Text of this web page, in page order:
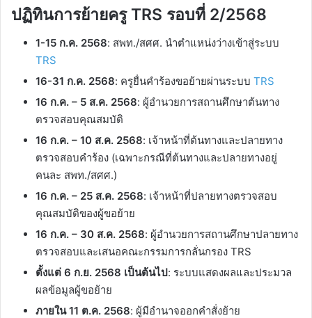
ปฏิทินการย้ายครู TRS รอบที่ 2/2568
1-15 ก.ค. 2568: สพท./สศศ. นำตำแหน่งว่างเข้าสู่ระบบ
TRS
16-31 ก.ค. 2568: ครูยื่นคำร้องขอย้ายผ่านระบบ TRS
16 ก.ค. – 5 ส.ค. 2568: ผู้อำนวยการสถานศึกษาต้นทาง
ตรวจสอบคุณสมบัติ
16 ก.ค. – 10 ส.ค. 2568: เจ้าหน้าที่ต้นทางและปลายทาง
ตรวจสอบคำร้อง (เฉพาะกรณีที่ต้นทางและปลายทางอยู่
คนละ สพท./สศศ.)
16 ก.ค. – 25 ส.ค. 2568: เจ้าหน้าที่ปลายทางตรวจสอบ
คุณสมบัติของผู้ขอย้าย
16 ก.ค. – 30 ส.ค. 2568: ผู้อำนวยการสถานศึกษาปลายทาง
ตรวจสอบและเสนอคณะกรรมการกลั่นกรอง TRS
ตั้งแต่ 6 ก.ย. 2568 เป็นต้นไป: ระบบแสดงผลและประมวล
ผลข้อมูลผู้ขอย้าย
ภายใน 11 ต.ค. 2568: ผู้มีอำนาจออกคำสั่งย้าย